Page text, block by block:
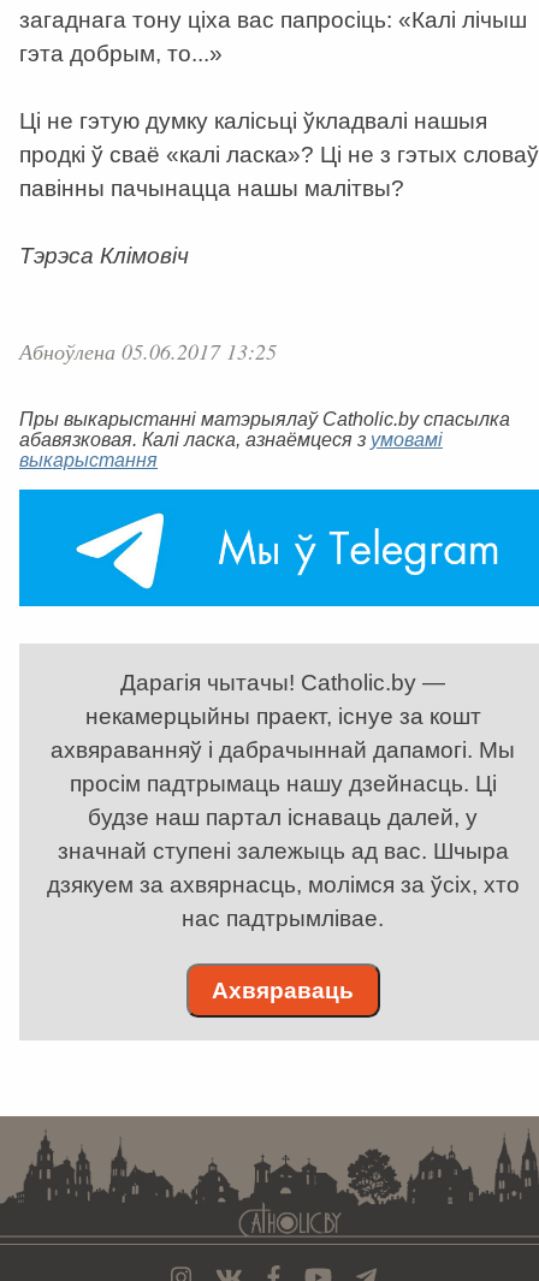
загаднага тону ціха вас папросіць: «Калі лічыш
гэта добрым, то...»
Ці не гэтую думку калісьці ўкладвалі нашыя
продкі ў сваё «калі ласка»? Ці не з гэтых словаў
павінны пачынацца нашы малітвы?
Тэрэса Клімовіч
Абноўлена 05.06.2017 13:25
Пры выкарыстанні матэрыялаў Catholic.by спасылка
абавязковая. Калі ласка, азнаёмцеся з умовамі
выкарыстання
Дарагія чытачы! Catholic.by —
некамерцыйны праект, існуе за кошт
ахвяраванняў і дабрачыннай дапамогі. Мы
просім падтрымаць нашу дзейнасць. Ці
будзе наш партал існаваць далей, у
значнай ступені залежыць ад вас. Шчыра
дзякуем за ахвярнасць, молімся за ўсіх, хто
нас падтрымлівае.
Ахвяраваць